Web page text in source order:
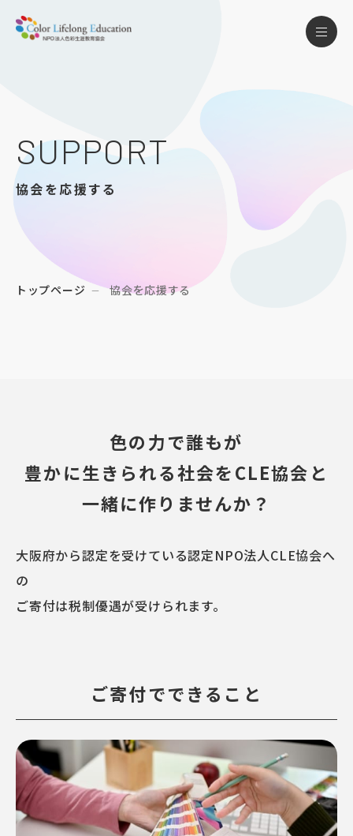
SUPPORT
協会を応援する
トップページ 協会を応援する
色の力で誰もが
豊かに生きられる社会をCLE協会と
一緒に作りませんか？
大阪府から認定を受けている認定NPO法人CLE協会へ
の
ご寄付は税制優遇が受けられます。
ご寄付でできること